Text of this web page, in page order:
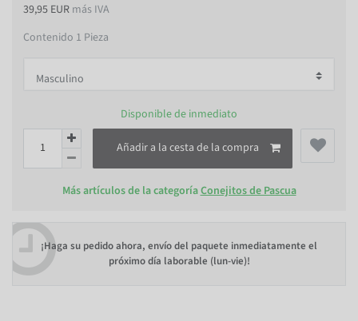
39,95 EUR más IVA
Contenido 1 Pieza
Disponible de inmediato
Añadir a la cesta de la compra
Más artículos de la categoríaConejitos de Pascua
¡Haga su pedido ahora, envío del paquete inmediatamente el
próximo día laborable (lun-vie)!